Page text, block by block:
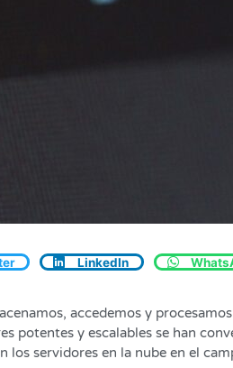
LinkedIn
accedemos y
potentes y escalables se han
servidores en la nube en el